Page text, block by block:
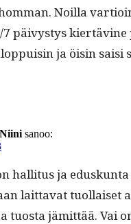
Noil­la
7 päivystys
ja öisin saisi
sanoo:
hal­li­tus ja
lait­ta­vat tuol­laiset
tuos­ta jämit­tää. Vai